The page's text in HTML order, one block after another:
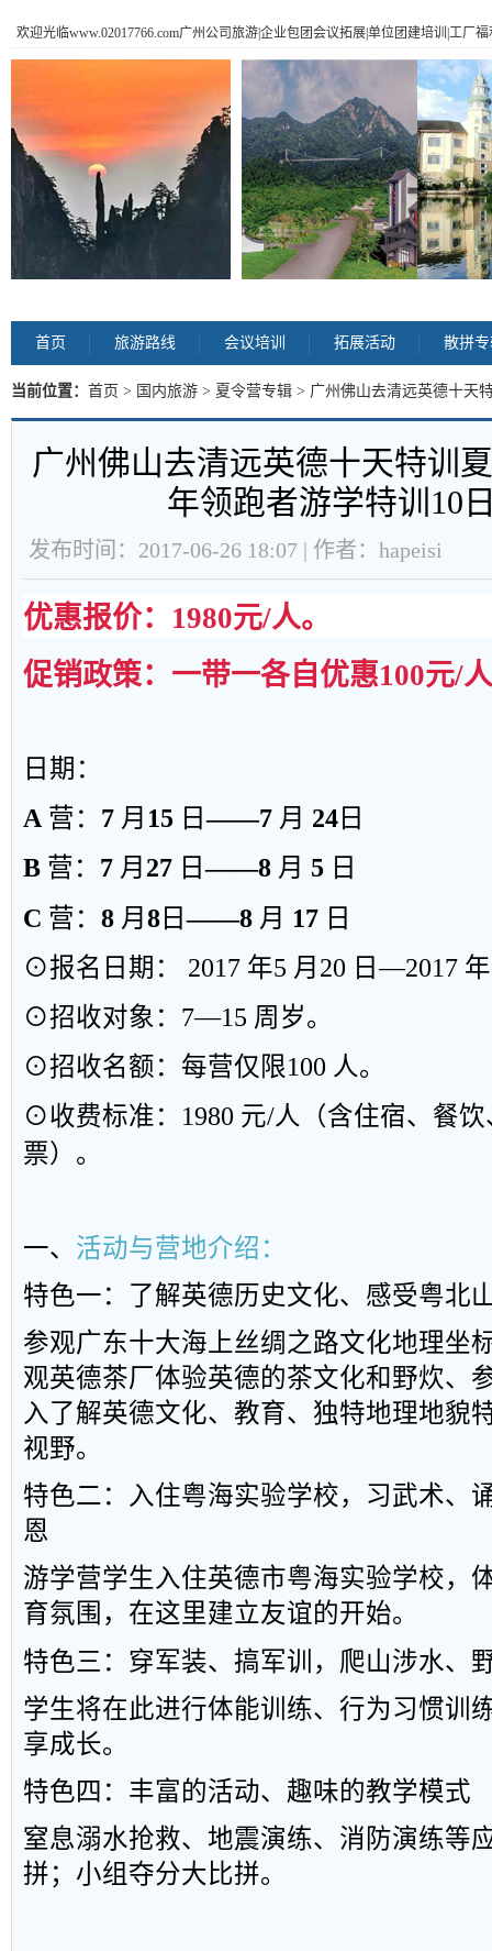
欢迎光临www.02017766.com广州公司旅游|企业包团会议拓展|单位团建培训|工厂
首页 旅游路线 会议培训 拓展活动 散拼
当前位置： 首页 > 国内旅游 > 夏令营专辑 > 广州佛山去清远英德十天
训10日夏令营 内容
广州佛山去清远英德十天特训
年领跑者游学特训10
发布时间：2017-06-26 18:07 | 作者：hapeisi
优惠报价：1980元/人。
促销政策： 一带一各自优惠100元/
日期：
A 营： 7 月 15 日——7 月 24 日
B 营： 7 月 27 日——8 月 5 日
C 营： 8 月 8 日——8 月 17 日
⊙报名日期： 2017 年5 月 20 日—2017 年
⊙招收对象： 7—15 周岁。
⊙招收名额：每营仅 限100 人。
⊙收费标准： 1980 元/人（含住宿、餐
票） 。
一、 活动与营地介绍：
特色一：了解英德历史文化、感受粤北
参观广东十大海上丝绸之路文化地理坐
观英德茶厂体验英德的茶文化和野炊、
入了解英德文化、 教育、独特地理地貌
视野。
特色二：入住粤海实验学校，习武术、
恩
游学营学生入住英德市粤海实验学校，
育氛围，在这里建立友谊的开始。
特色三：穿军装、搞军训，爬山涉水、
学生将在此进行体能训 练、 行为习惯训
享成长。
特色四：丰富的活动、趣味的教学模式
窒息溺水抢救、地震演练、消防演练等
拼；小组夺分大比拼。